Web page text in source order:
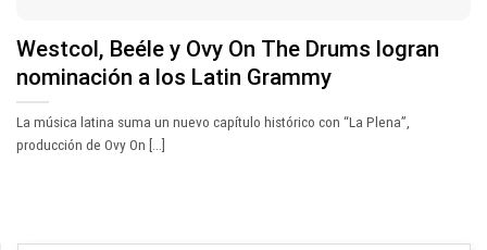
Westcol, Beéle y Ovy On The Drums logran
nominación a los Latin Grammy
La música latina suma un nuevo capítulo histórico con “La Plena”,
producción de Ovy On [...]